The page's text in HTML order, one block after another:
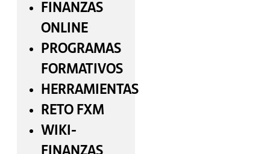
FINANZAS
ONLINE
PROGRAMAS
FORMATIVOS
HERRAMIENTAS
RETO FXM
WIKI-
FINANZAS